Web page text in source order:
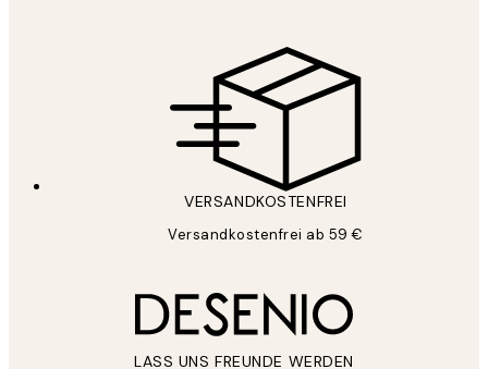
VERSANDKOSTENFREI
Versandkostenfrei ab 59 €
LASS UNS FREUNDE WERDEN